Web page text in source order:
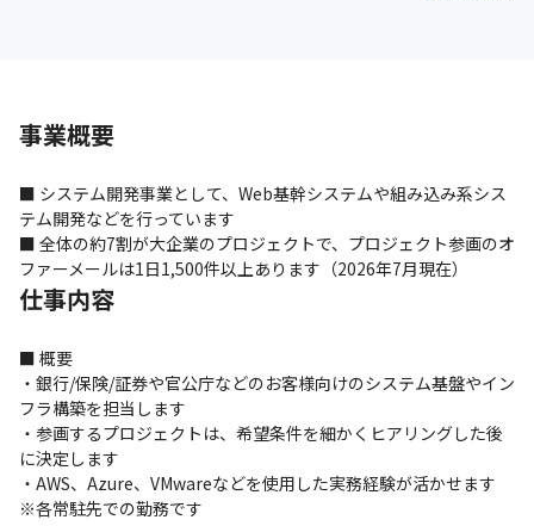
事業概要
■ システム開発事業として、Web基幹システムや組み込み系シス
テム開発などを行っています
■ 全体の約7割が大企業のプロジェクトで、プロジェクト参画のオ
ファーメールは1日1,500件以上あります（2026年7月現在）
仕事内容
■ 概要
・銀行/保険/証券や官公庁などのお客様向けのシステム基盤やイン
フラ構築を担当します
・参画するプロジェクトは、希望条件を細かくヒアリングした後
に決定します
・AWS、Azure、VMwareなどを使用した実務経験が活かせます
※各常駐先での勤務です